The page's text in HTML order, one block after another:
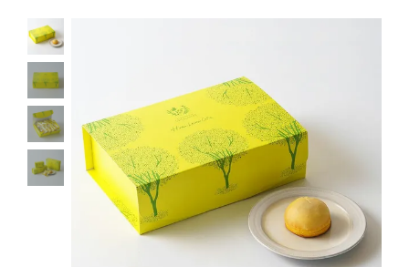
つくり手
OKINAWA the RYUKYU
ショッピングガイド